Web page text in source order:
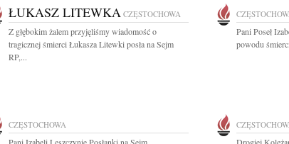
ŁUKASZ LITEWKA CZĘSTOCHOWA
Z głębokim żalem przyjęliśmy wiadomość o
tragicznej śmierci Łukasza Litewki posła na Sejm
RP,...
Pani Poseł
powodu
CZĘSTOCHOWA